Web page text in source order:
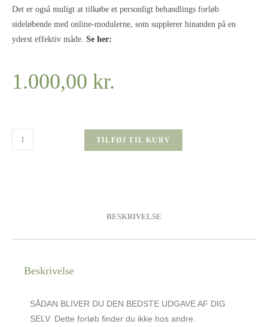
Det er også muligt at tilkøbe et personligt behandlings forløb
sideløbende med online-modulerne, som supplerer hinanden på en
yderst effektiv måde. Se her:
1.000,00 kr.
TILFØJ TIL KURV
BESKRIVELSE
Beskrivelse
SÅDAN BLIVER DU DEN BEDSTE UDGAVE AF DIG
SELV. Dette forløb finder du ikke hos andre.